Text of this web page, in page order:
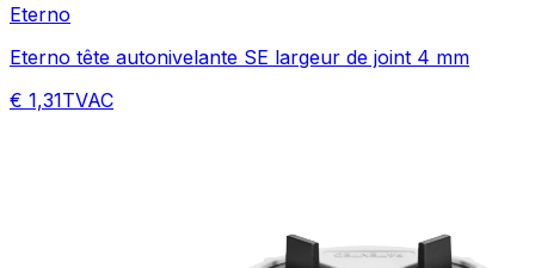
Eterno
Eterno tête autonivelante SE largeur de joint 4 mm
€ 1,31TVAC